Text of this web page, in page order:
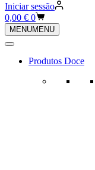
Iniciar sessão
Carrinho
de
compras
0,00 € 0
MENUMENU
Produtos Doce